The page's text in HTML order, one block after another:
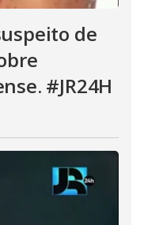
de
#JR24H